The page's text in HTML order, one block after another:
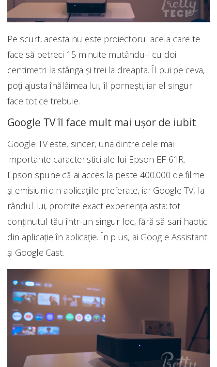
Pe scurt, acesta nu este proiectorul acela care te
face să petreci 15 minute mutându-l cu doi
centimetri la stânga și trei la dreapta. Îl pui pe ceva,
poți ajusta înălâimea lui, îl pornești, iar el singur
face tot ce trebuie.
Google TV îl face mult mai ușor de iubit
Google TV este, sincer, una dintre cele mai
importante caracteristici ale lui Epson EF-61R.
Epson spune că ai acces la peste 400.000 de filme
și emisiuni din aplicațiile preferate, iar Google TV, la
rândul lui, promite exact experiența asta: tot
conținutul tău într-un singur loc, fără să sari haotic
din aplicație în aplicație. În plus, ai Google Assistant
și Google Cast.